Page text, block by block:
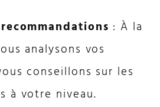
: À la
analysons vos
conseillons sur les
à votre niveau.